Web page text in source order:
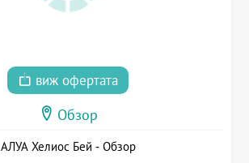
виж офертата
Обзор
АЛУА Хелиос Бей - Обзор